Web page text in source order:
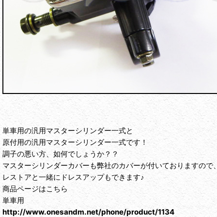
単車用の汎用マスターシリンダー一式と
原付用の汎用マスターシリンダー一式です！
調子の悪い方、如何でしょうか？？
マスターシリンダーカバーも弊社のカバーが付いておりますので
レストアと一緒にドレスアップもできます♪
商品ページはこちら
単車用
http://www.onesandm.net/phone/product/1134